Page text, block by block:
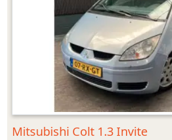
Mitsubishi Colt 1.3 Invite